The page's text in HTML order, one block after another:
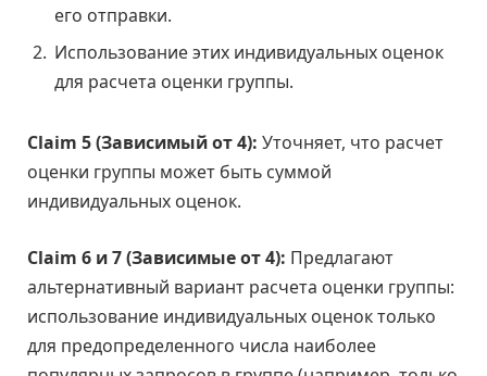
его отправки.
Использование этих индивидуальных оценок
для расчета оценки группы.
Claim 5 (Зависимый от 4): Уточняет, что расчет
оценки группы может быть суммой
индивидуальных оценок.
Claim 6 и 7 (Зависимые от 4): Предлагают
альтернативный вариант расчета оценки группы:
использование индивидуальных оценок только
для предопределенного числа наиболее